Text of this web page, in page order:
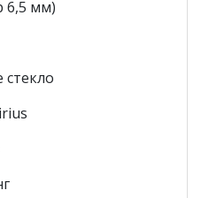
6,5 мм)